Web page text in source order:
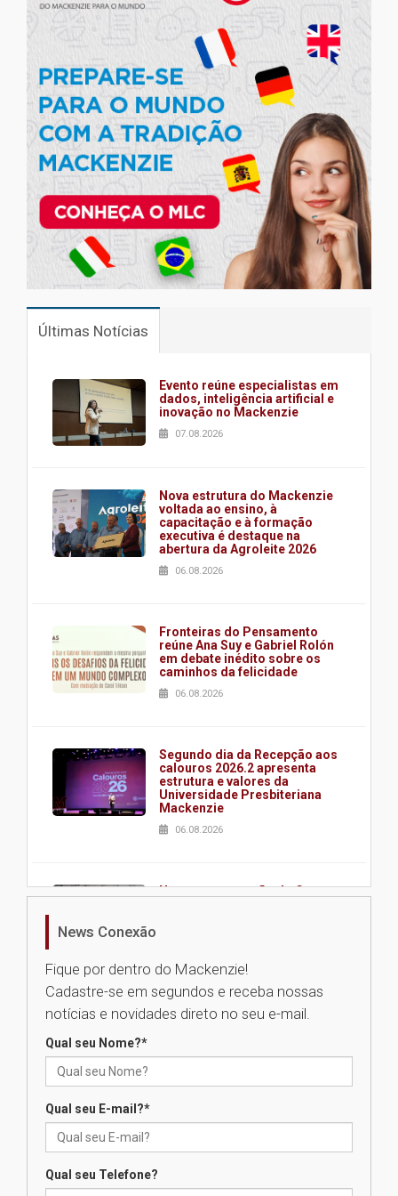
Últimas Notícias
Evento reúne especialistas em
dados, inteligência artificial e
inovação no Mackenzie
07.08.2026
Nova estrutura do Mackenzie
voltada ao ensino, à
capacitação e à formação
executiva é destaque na
abertura da Agroleite 2026
06.08.2026
Fronteiras do Pensamento
reúne Ana Suy e Gabriel Rolón
em debate inédito sobre os
caminhos da felicidade
06.08.2026
Segundo dia da Recepção aos
calouros 2026.2 apresenta
estrutura e valores da
Universidade Presbiteriana
Mackenzie
06.08.2026
Nova apresentação do Centro
Universidade Mackenzie
realizará nova edição da Feira
das novas tecnologias em
News Conexão
Fique por dentro do Mackenzie!
Cadastre-se em segundos e receba nossas
notícias e novidades direto no seu e-mail.
Qual seu Nome?*
Qual seu E-mail?*
Qual seu Telefone?